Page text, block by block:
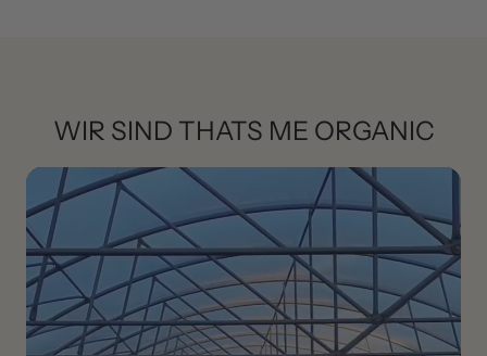
WIR SIND THATS ME ORGANIC